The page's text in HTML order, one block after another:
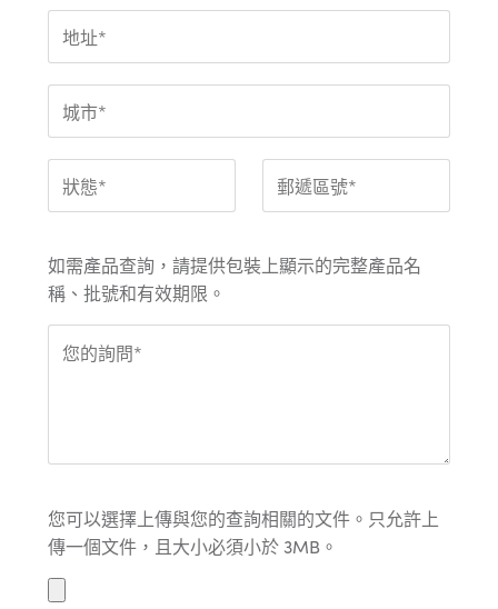
如需產品查詢，請提供包裝上顯示的完整產品名
稱、批號和有效期限。
您可以選擇上傳與您的查詢相關的文件。只允許上
傳一個文件，且大小必須小於 3MB。